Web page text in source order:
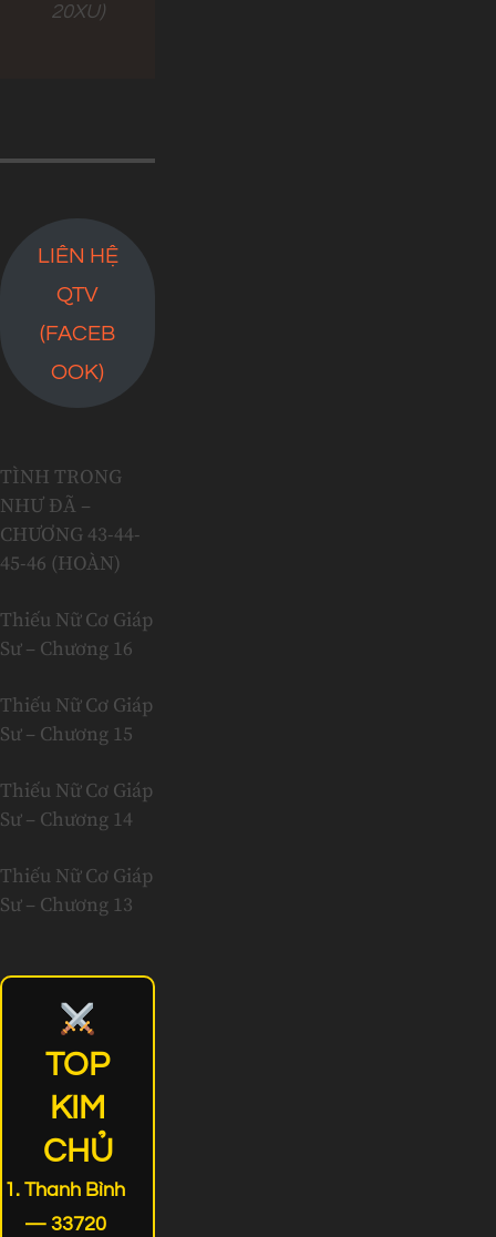
20XU)
LIÊN HỆ
QTV
(FACEB
OOK)
TÌNH TRONG
NHƯ ĐÃ –
CHƯƠNG 43-44-
45-46 (HOÀN)
Thiếu Nữ Cơ Giáp
Sư – Chương 16
Thiếu Nữ Cơ Giáp
Sư – Chương 15
Thiếu Nữ Cơ Giáp
Sư – Chương 14
Thiếu Nữ Cơ Giáp
Sư – Chương 13
TOP
KIM
CHỦ
Thanh Bình
— 33720